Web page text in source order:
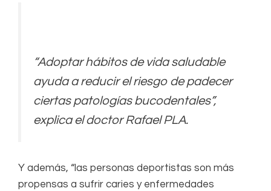
“Adoptar hábitos de vida saludable
ayuda a reducir el riesgo de padecer
ciertas patologías bucodentales”,
explica el doctor Rafael PLA.
Y además, “las personas deportistas son más
propensas a sufrir caries y enfermedades